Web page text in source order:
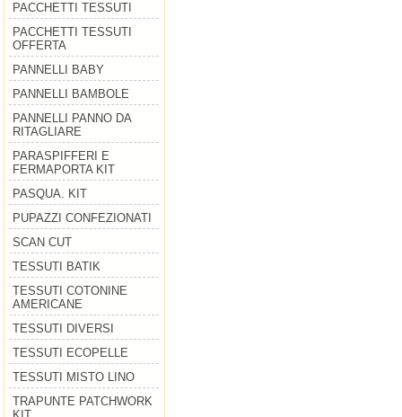
PACCHETTI TESSUTI
PACCHETTI TESSUTI
OFFERTA
PANNELLI BABY
PANNELLI BAMBOLE
PANNELLI PANNO DA
RITAGLIARE
PARASPIFFERI E
FERMAPORTA KIT
PASQUA. KIT
PUPAZZI CONFEZIONATI
SCAN CUT
TESSUTI BATIK
TESSUTI COTONINE
AMERICANE
TESSUTI DIVERSI
TESSUTI ECOPELLE
TESSUTI MISTO LINO
TRAPUNTE PATCHWORK